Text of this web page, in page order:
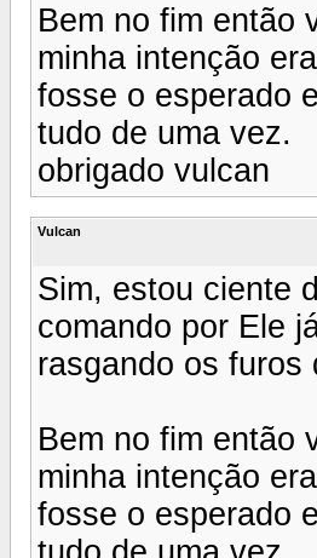
Bem no fim então
minha intenção
fosse o esperado
tudo de uma vez.
obrigado vulcan
Vulcan
Sim, estou ciente
comando por Ele
rasgando os furos
Bem no fim então
minha intenção
fosse o esperado